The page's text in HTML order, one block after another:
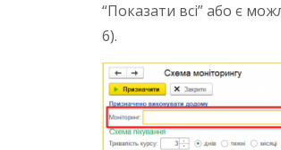
“Показати всі” або є
6).